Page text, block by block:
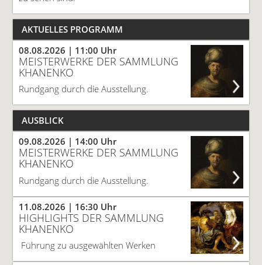
AKTUELLES PROGRAMM
08.08.2026 | 11:00 Uhr
MEISTERWERKE DER SAMMLUNG
KHANENKO
Rundgang durch die Ausstellung.
AUSBLICK
09.08.2026 | 14:00 Uhr
MEISTERWERKE DER SAMMLUNG
KHANENKO
Rundgang durch die Ausstellung.
11.08.2026 | 16:30 Uhr
HIGHLIGHTS DER SAMMLUNG
KHANENKO
Führung zu ausgewählten Werken